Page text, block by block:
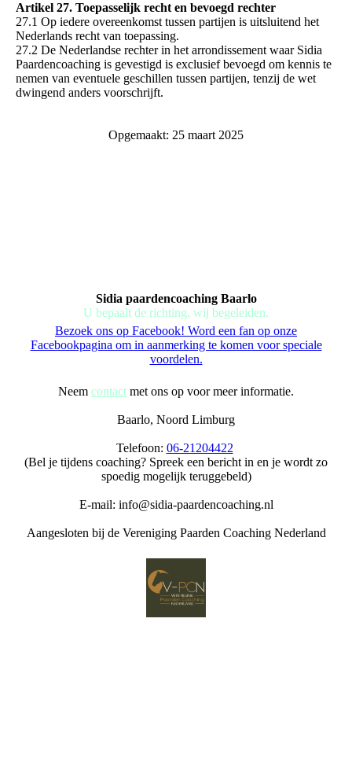
Artikel 27. Toepasselijk recht en bevoegd rechter
27.1 Op iedere overeenkomst tussen partijen is uitsluitend het
Nederlands recht van toepassing.
27.2 De Nederlandse rechter in het arrondissement waar Sidia
Paardencoaching is gevestigd is exclusief bevoegd om kennis te
nemen van eventuele geschillen tussen partijen, tenzij de wet
dwingend anders voorschrijft.
Opgemaakt: 25 maart 2025
Sidia paardencoaching Baarlo
U bepaalt de richting, wij begeleiden.
Bezoek ons op Facebook! Word een fan op onze
Facebookpagina om in aanmerking te komen voor speciale
voordelen.
Neem contact met ons op voor meer informatie.
Baarlo, Noord Limburg
Telefoon: 06-21204422
(Bel je tijdens coaching? Spreek een bericht in en je wordt zo
spoedig mogelijk teruggebeld)
E-mail: info@sidia-paardencoaching.nl
Aangesloten bij de Vereniging Paarden Coaching Nederland